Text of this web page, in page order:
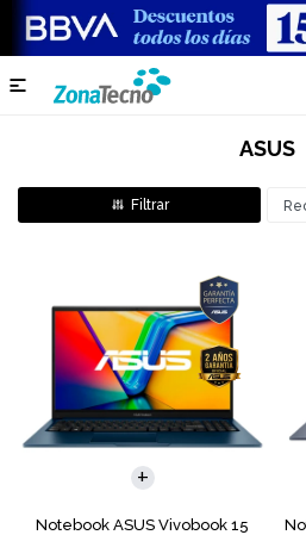

ASUS
Notebook ASUS Vivobook 15
COMPARAR